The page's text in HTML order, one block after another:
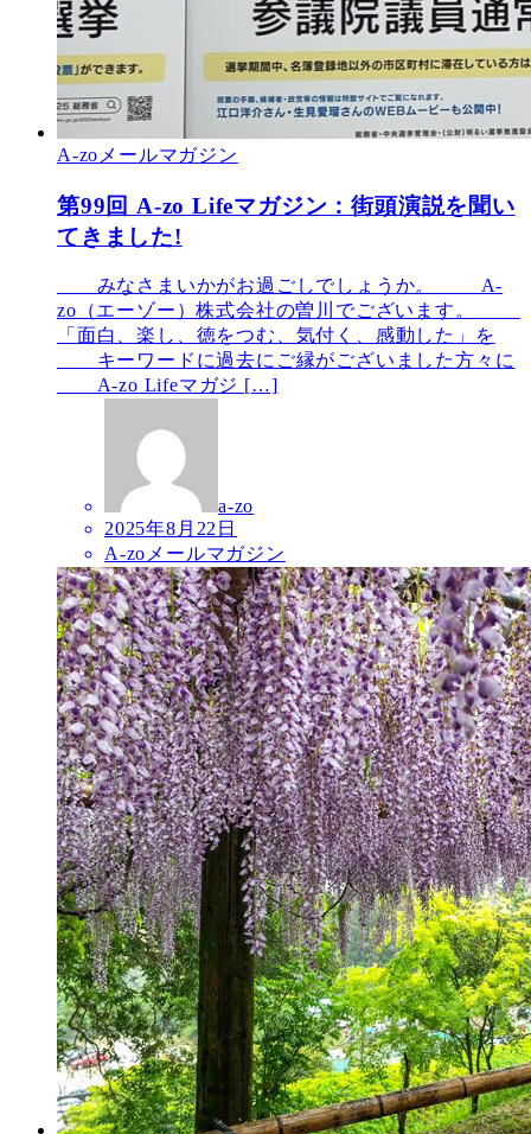
A-zoメールマガジン
第99回 A-zo Lifeマガジン：街頭演説を聞い
てきました!
みなさまいかがお過ごしでしょうか。 A-
zo（エーゾー）株式会社の曽川でございます。
「面白、楽し、徳をつむ、気付く、感動した」を
キーワードに過去にご縁がございました方々に
A-zo Lifeマガジ […]
a-zo
2025年8月22日
A-zoメールマガジン